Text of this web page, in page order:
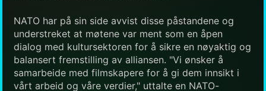
NATO har på sin side avvist disse påstandene og
understreket at møtene var ment som en åpen
dialog med kultursektoren for å sikre en nøyaktig og
balansert fremstilling av alliansen. "Vi ønsker å
samarbeide med filmskapere for å gi dem innsikt i
vårt arbeid og våre verdier," uttalte en NATO-